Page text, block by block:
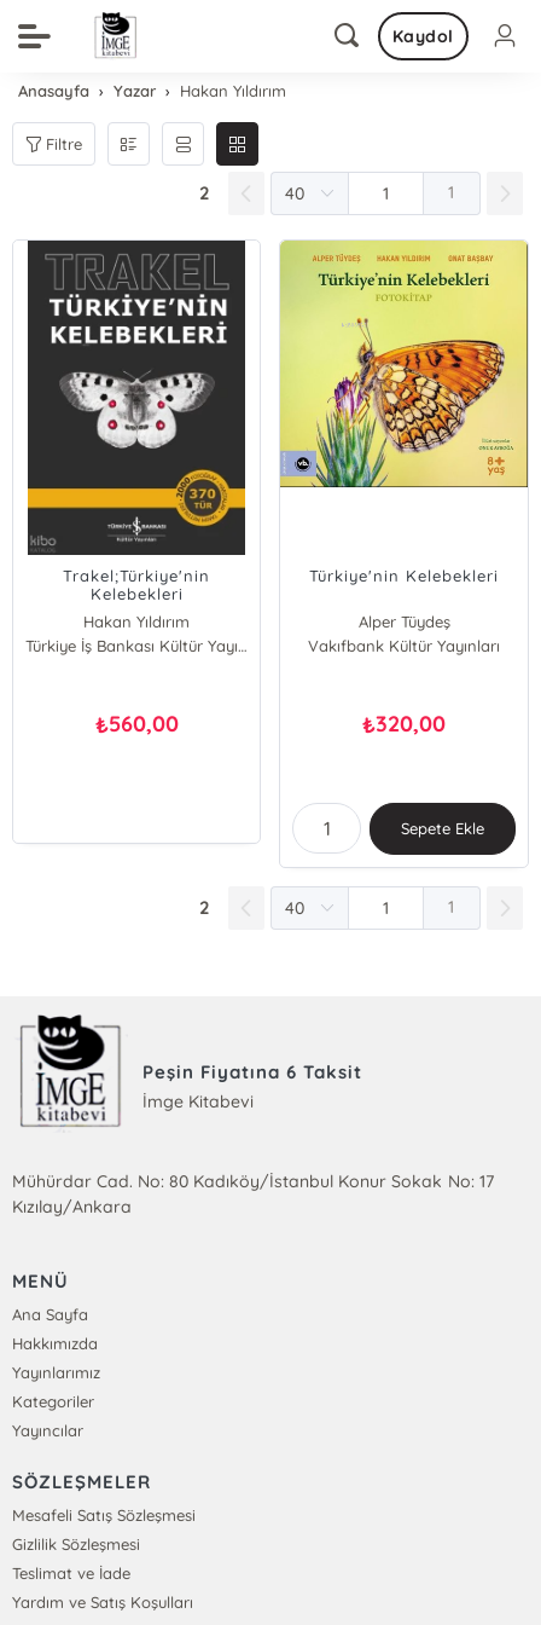
Kaydol
Anasayfa Yazar Hakan Yıldırım
Filtre
2 1
Trakel;Türkiye'nin
Kelebekleri
Hakan Yıldırım
Ömer L. Furtun
Kaan Yılmaz
Türkiye İş Bankası Kültür Yayınları
₺560,00
Türkiye'nin Kelebekleri
Alper Tüydeş
Hakan Yıldırım
Vakıfbank Kültür Yayınları
₺320,00
Sepete Ekle
2 1
Peşin Fiyatına 6 Taksit
İmge Kitabevi
Mühürdar Cad. No: 80 Kadıköy/İstanbul Konur Sokak No: 17
Kızılay/Ankara
MENÜ
Ana Sayfa
Hakkımızda
Yayınlarımız
Kategoriler
Yayıncılar
SÖZLEŞMELER
Mesafeli Satış Sözleşmesi
Gizlilik Sözleşmesi
Teslimat ve İade
Yardım ve Satış Koşulları